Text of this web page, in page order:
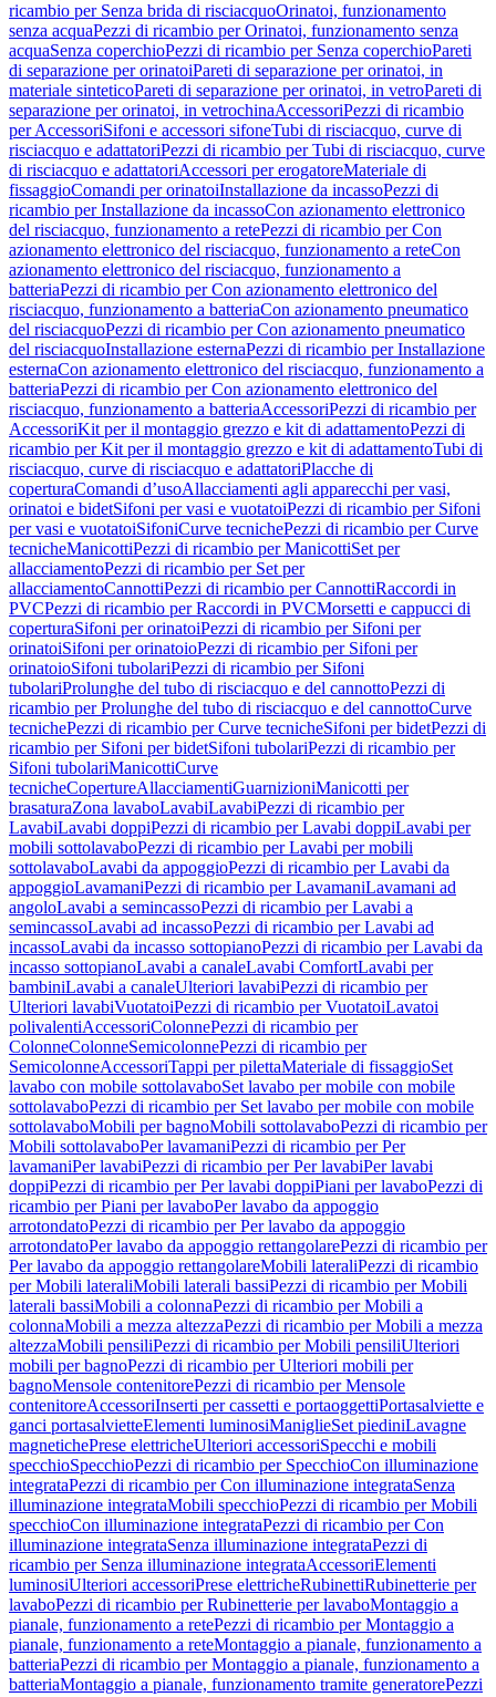
ricambio per Senza brida di risciacquoOrinatoi, funzionamento
senza acquaPezzi di ricambio per Orinatoi, funzionamento senza
acquaSenza coperchioPezzi di ricambio per Senza coperchioPareti
di separazione per orinatoiPareti di separazione per orinatoi, in
materiale sinteticoPareti di separazione per orinatoi, in vetroPareti di
separazione per orinatoi, in vetrochinaAccessoriPezzi di ricambio
per AccessoriSifoni e accessori sifoneTubi di risciacquo, curve di
risciacquo e adattatoriPezzi di ricambio per Tubi di risciacquo, curve
di risciacquo e adattatoriAccessori per erogatoreMateriale di
fissaggioComandi per orinatoiInstallazione da incassoPezzi di
ricambio per Installazione da incassoCon azionamento elettronico
del risciacquo, funzionamento a retePezzi di ricambio per Con
azionamento elettronico del risciacquo, funzionamento a reteCon
azionamento elettronico del risciacquo, funzionamento a
batteriaPezzi di ricambio per Con azionamento elettronico del
risciacquo, funzionamento a batteriaCon azionamento pneumatico
del risciacquoPezzi di ricambio per Con azionamento pneumatico
del risciacquoInstallazione esternaPezzi di ricambio per Installazione
esternaCon azionamento elettronico del risciacquo, funzionamento a
batteriaPezzi di ricambio per Con azionamento elettronico del
risciacquo, funzionamento a batteriaAccessoriPezzi di ricambio per
AccessoriKit per il montaggio grezzo e kit di adattamentoPezzi di
ricambio per Kit per il montaggio grezzo e kit di adattamentoTubi di
risciacquo, curve di risciacquo e adattatoriPlacche di
coperturaComandi d’usoAllacciamenti agli apparecchi per vasi,
orinatoi e bidetSifoni per vasi e vuotatoiPezzi di ricambio per Sifoni
per vasi e vuotatoiSifoniCurve tecnichePezzi di ricambio per Curve
tecnicheManicottiPezzi di ricambio per ManicottiSet per
allacciamentoPezzi di ricambio per Set per
allacciamentoCannottiPezzi di ricambio per CannottiRaccordi in
PVCPezzi di ricambio per Raccordi in PVCMorsetti e cappucci di
coperturaSifoni per orinatoiPezzi di ricambio per Sifoni per
orinatoiSifoni per orinatoioPezzi di ricambio per Sifoni per
orinatoioSifoni tubolariPezzi di ricambio per Sifoni
tubolariProlunghe del tubo di risciacquo e del cannottoPezzi di
ricambio per Prolunghe del tubo di risciacquo e del cannottoCurve
tecnichePezzi di ricambio per Curve tecnicheSifoni per bidetPezzi di
ricambio per Sifoni per bidetSifoni tubolariPezzi di ricambio per
Sifoni tubolariManicottiCurve
tecnicheCopertureAllacciamentiGuarnizioniManicotti per
brasaturaZona lavaboLavabiLavabiPezzi di ricambio per
LavabiLavabi doppiPezzi di ricambio per Lavabi doppiLavabi per
mobili sottolavaboPezzi di ricambio per Lavabi per mobili
sottolavaboLavabi da appoggioPezzi di ricambio per Lavabi da
appoggioLavamaniPezzi di ricambio per LavamaniLavamani ad
angoloLavabi a semincassoPezzi di ricambio per Lavabi a
semincassoLavabi ad incassoPezzi di ricambio per Lavabi ad
incassoLavabi da incasso sottopianoPezzi di ricambio per Lavabi da
incasso sottopianoLavabi a canaleLavabi ComfortLavabi per
bambiniLavabi a canaleUlteriori lavabiPezzi di ricambio per
Ulteriori lavabiVuotatoiPezzi di ricambio per VuotatoiLavatoi
polivalentiAccessoriColonnePezzi di ricambio per
ColonneColonneSemicolonnePezzi di ricambio per
SemicolonneAccessoriTappi per pilettaMateriale di fissaggioSet
lavabo con mobile sottolavaboSet lavabo per mobile con mobile
sottolavaboPezzi di ricambio per Set lavabo per mobile con mobile
sottolavaboMobili per bagnoMobili sottolavaboPezzi di ricambio per
Mobili sottolavaboPer lavamaniPezzi di ricambio per Per
lavamaniPer lavabiPezzi di ricambio per Per lavabiPer lavabi
doppiPezzi di ricambio per Per lavabi doppiPiani per lavaboPezzi di
ricambio per Piani per lavaboPer lavabo da appoggio
arrotondatoPezzi di ricambio per Per lavabo da appoggio
arrotondatoPer lavabo da appoggio rettangolarePezzi di ricambio per
Per lavabo da appoggio rettangolareMobili lateraliPezzi di ricambio
per Mobili lateraliMobili laterali bassiPezzi di ricambio per Mobili
laterali bassiMobili a colonnaPezzi di ricambio per Mobili a
colonnaMobili a mezza altezzaPezzi di ricambio per Mobili a mezza
altezzaMobili pensiliPezzi di ricambio per Mobili pensiliUlteriori
mobili per bagnoPezzi di ricambio per Ulteriori mobili per
bagnoMensole contenitorePezzi di ricambio per Mensole
contenitoreAccessoriInserti per cassetti e portaoggettiPortasalviette e
ganci portasalvietteElementi luminosiManiglieSet piediniLavagne
magnetichePrese elettricheUlteriori accessoriSpecchi e mobili
specchioSpecchioPezzi di ricambio per SpecchioCon illuminazione
integrataPezzi di ricambio per Con illuminazione integrataSenza
illuminazione integrataMobili specchioPezzi di ricambio per Mobili
specchioCon illuminazione integrataPezzi di ricambio per Con
illuminazione integrataSenza illuminazione integrataPezzi di
ricambio per Senza illuminazione integrataAccessoriElementi
luminosiUlteriori accessoriPrese elettricheRubinettiRubinetterie per
lavaboPezzi di ricambio per Rubinetterie per lavaboMontaggio a
pianale, funzionamento a retePezzi di ricambio per Montaggio a
pianale, funzionamento a reteMontaggio a pianale, funzionamento a
batteriaPezzi di ricambio per Montaggio a pianale, funzionamento a
batteriaMontaggio a pianale, funzionamento tramite generatorePezzi